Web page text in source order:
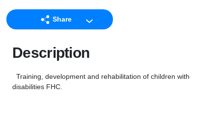
Share
Facebook
Email
Description
Training, development and rehabilitation of children with
disabilities FHC.